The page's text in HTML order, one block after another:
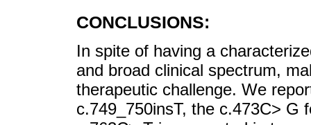
CONCLUSIONS:
In spite of having a
and broad clinical spectrum,
therapeutic challenge. We
c.749_750insT, the c.473C> G